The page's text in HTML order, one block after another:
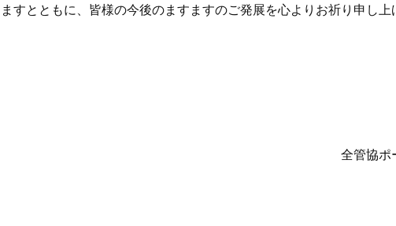
すとともに、皆様の今後のますますのご発展を心よりお祈り申し上
全管協ポ